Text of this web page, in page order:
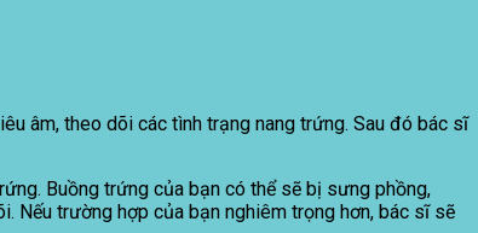
âm, theo dõi các tình trạng nang trứng. Sau đó bác sĩ
Buồng trứng của bạn có thể sẽ bị sưng phồng,
Nếu trường hợp của bạn nghiêm trọng hơn, bác sĩ sẽ